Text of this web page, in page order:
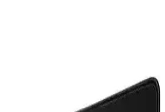
grafik kartı ve 128 GB RAM ile yüksek
dolarlık fiyatı ve 1.424 gram ağırlığıyla